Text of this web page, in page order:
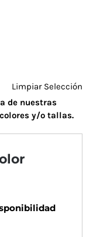
Limpiar Selección
de nuestras
y/o tallas.